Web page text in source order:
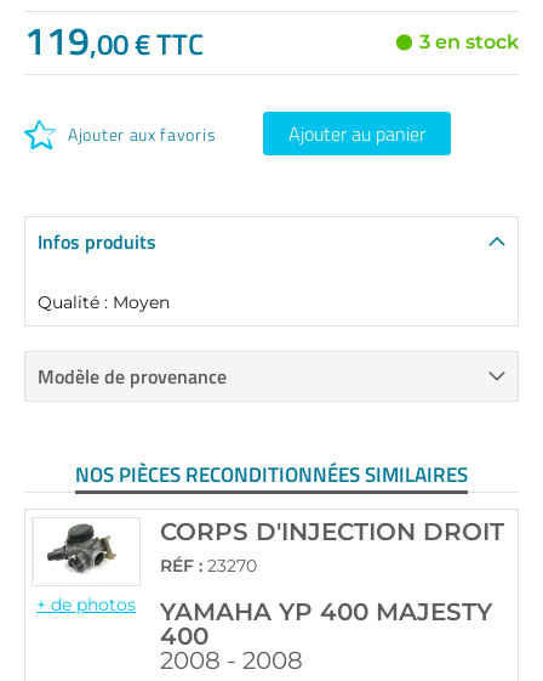
119,00 € TTC 3 en stock
Ajouter aux favoris Ajouter au panier
Infos produits
Qualité : Moyen
Modèle de provenance
NOS PIÈCES RECONDITIONNÉES SIMILAIRES
+ de photos
CORPS D'INJECTION DROIT
RÉF : 23270
YAMAHA YP 400 MAJESTY
400
2008 - 2008